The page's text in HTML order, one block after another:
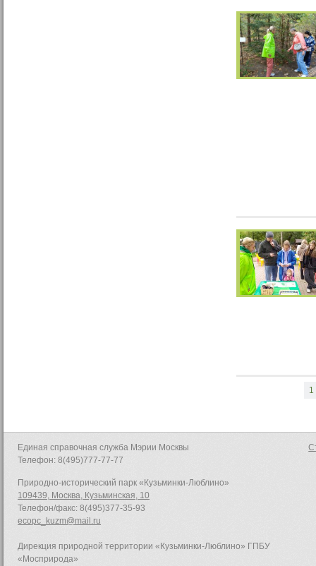
1
Единая справочная служба Мэрии Москвы
Телефон: 8(495)777-77-77
Природно-исторический парк «Кузьминки-Люблино»
109439, Москва, Кузьминская, 10
Телефон/факс: 8(495)377-35-93
ecopc_kuzm@mail.ru
Дирекция природной территории «Кузьминки-Люблино» ГПБУ
«Мосприрода»